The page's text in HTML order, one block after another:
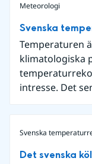
Meteorologi
Svenska
Temperaturen
klimatologiska
intresse. Det
Svenska
Det svenska